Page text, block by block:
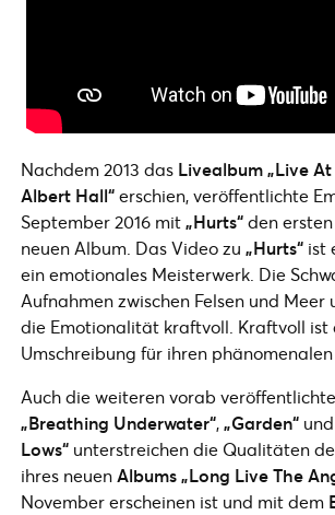
Nachdem 2013 das Livealbum „Live
Albert Hall“erschien, veröffentlichte
September 2016 mit„Hurts“den
neuen Album. Das Video zu „Hurts“ ist
ein emotionales Meisterwerk. Die
Aufnahmen zwischen Felsen und Meer
die Emotionalität kraftvoll. Kraftvoll ist
Umschreibung für ihren
Auch die weiteren vorab
„Breathing Underwater“,„Garden“ und
Lows“ unterstreichen die Qualitäten
ihres neuenAlbums „Long Live The
November erscheinen ist und mit dem